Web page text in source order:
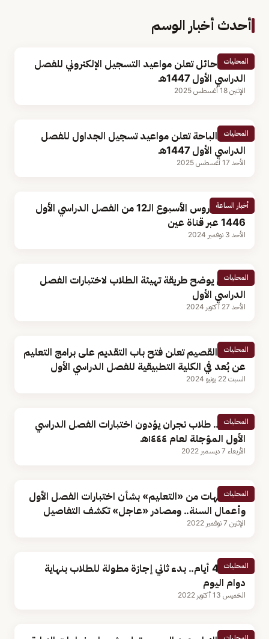
أحدث أخبار الوسم
المحليات
جامعة حائل تعلن مواعيد التسجيل الإلكتروني للفصل
الدراسي الأول 1447هـ
الإثنين 18 أغسطس 2025
المحليات
جامعة الباحة تعلن مواعيد تسجيل الجداول للفصل
الدراسي الأول 1447هـ
الأحد 17 أغسطس 2025
أخبار الساعة
جداول دروس الأسبوع الـ12 من الفصل الدراسي الأول
1446 عبر قناة عين
الأحد 3 نوفمبر 2024
المحليات
مختص يوضح طريقة تهيئة الطلاب لاختبارات الفصل
الدراسي الأول
الأحد 27 أكتوبر 2024
المحليات
جامعة القصيم تعلن فتح باب التقديم على برامج التعليم
عن بُعد في الكلية التطبيقية للفصل الدراسي الأول
السبت 22 يونيو 2024
المحليات
بالصور.. طلاب نجران يؤدون اختبارات الفصل الدراسي
الأول المؤجلة لعام ١٤٤٤هـ
الأربعاء 7 ديسمبر 2022
المحليات
5 توجيهات من «التعليم» بشأن اختبارات الفصل الأول
وأعمال السنة.. ومصادر «عاجل» تكشف التفاصيل
الإثنين 7 نوفمبر 2022
المحليات
تستمر 4 أيام.. بدء ثاني إجازة مطولة للطلاب بنهاية
دوام اليوم
الخميس 13 أكتوبر 2022